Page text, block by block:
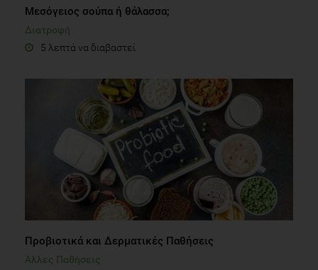
Μεσόγειος σούπα ή θάλασσα;
Διατροφή
5 λεπτά να διαβαστεί
Προβιοτικά και Δερματικές Παθήσεις
Άλλες Παθήσεις